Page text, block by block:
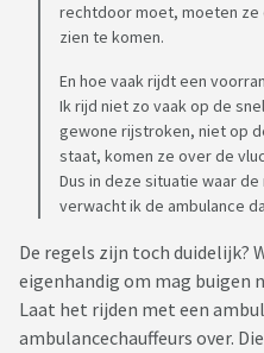
rechtdoor moet, moeten ze
zien te komen.
En hoe vaak rijdt een
Ik rijd niet zo vaak op de
gewone rijstroken, niet op
staat, komen ze over de
Dus in deze situatie waar
verwacht ik de ambulance
De regels zijn toch duidelijk?
eigenhandig om mag buigen
Laat het rijden met een
ambulancechauffeurs over.